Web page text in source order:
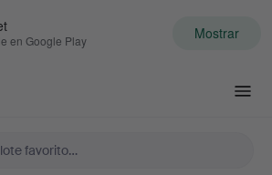
en Google Play Mostrar